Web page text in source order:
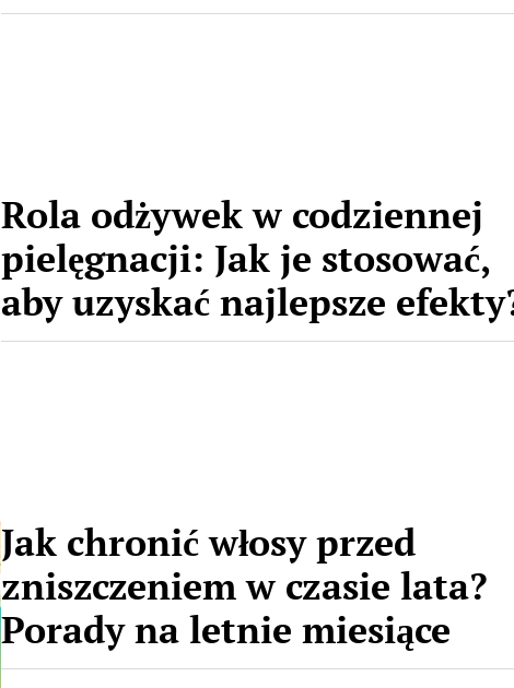
Rola odżywek w codziennej
pielęgnacji: Jak je stosować,
aby uzyskać najlepsze
Jak chronić włosy przed
zniszczeniem w czasie lata?
Porady na letnie miesiące